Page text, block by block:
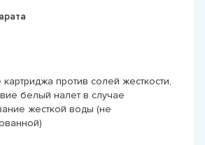
картриджа против солей жесткости,
белый налет в случае
жесткой воды (не